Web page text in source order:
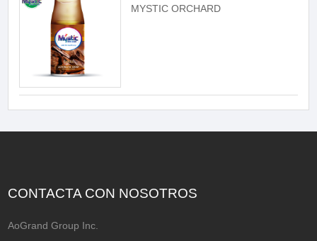
MYSTIC ORCHARD
CONTACTA CON NOSOTROS
AoGrand Group Inc.